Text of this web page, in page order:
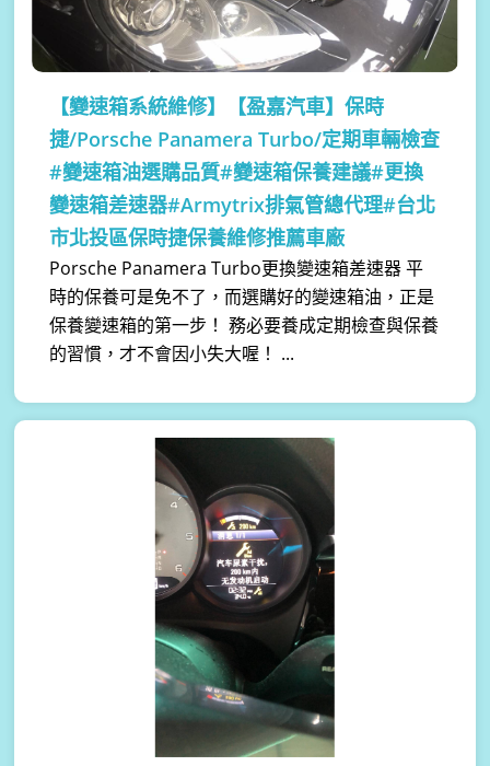
【變速箱系統維修】
【盈嘉汽車】保時
捷/Porsche Panamera Turbo/定期車輛檢查
#變速箱油選購品質#變速箱保養建議#更換
變速箱差速器#Armytrix排氣管總代理#台北
市北投區保時捷保養維修推薦車廠
Porsche Panamera Turbo更換變速箱差速器 平
時的保養可是免不了，而選購好的變速箱油，正是
保養變速箱的第一步！ 務必要養成定期檢查與保養
的習慣，才不會因小失大喔！ ...